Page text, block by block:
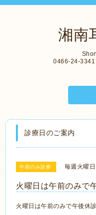
湘南
0466-24-3341
診療日のご案内
午前のみ診療 毎週火曜日
火曜日は午前のみで
火曜日は午前のみで午後休診